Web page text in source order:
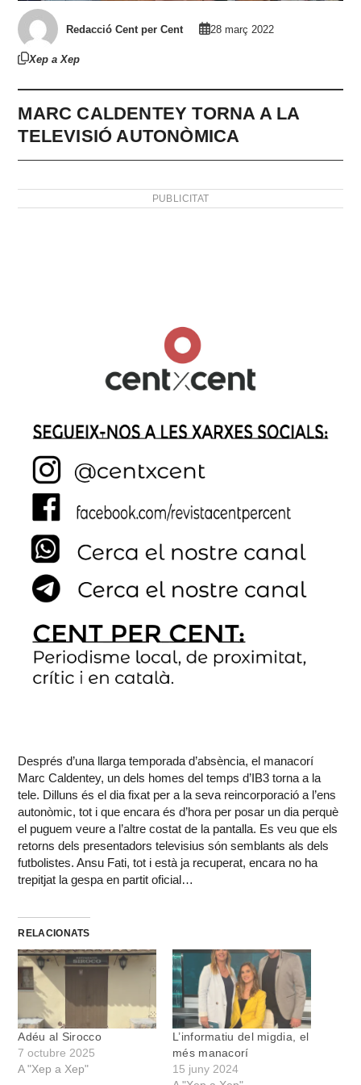
Redacció Cent per Cent 28 març 2022
Xep a Xep
MARC CALDENTEY TORNA A LA
TELEVISIÓ AUTONÒMICA
PUBLICITAT
Després d’una llarga temporada d’absència, el manacorí
Marc Caldentey, un dels homes del temps d’IB3 torna a la
tele. Dilluns és el dia fixat per a la seva reincorporació a l’ens
autonòmic, tot i que encara és d’hora per posar un dia perquè
el puguem veure a l’altre costat de la pantalla. Es veu que els
retorns dels presentadors televisius són semblants als dels
futbolistes. Ansu Fati, tot i està ja recuperat, encara no ha
trepitjat la gespa en partit oficial…
RELACIONATS
Adéu al Sirocco
7 octubre 2025
A "Xep a Xep"
L’informatiu del migdia, el
més manacorí
15 juny 2024